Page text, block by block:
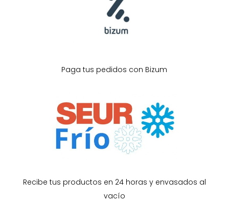
Paga tus pedidos con Bizum
Recibe tus productos en 24 horas y envasados al
vacío